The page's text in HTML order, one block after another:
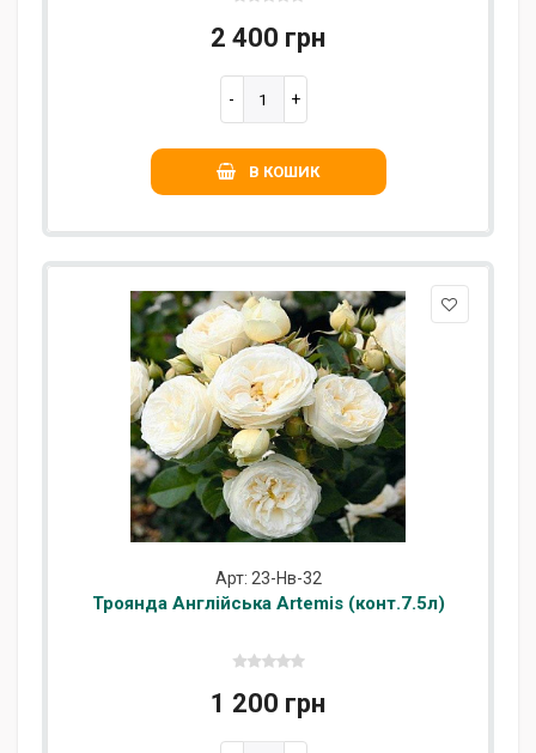
2 400 грн
В КОШИК
Арт: 23-Нв-32
Троянда Англійська Artemis (конт.7.5л)
1 200 грн